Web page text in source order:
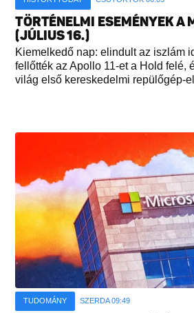
TÖRTÉNELMI ESEMÉNYEK A
(JÚLIUS 16.)
Kiemelkedő nap: elindult az iszlám
fellőtték az Apollo 11-et a Hold felé,
világ első kereskedelmi repülőgép-
TUDOMÁNY SZERDA 09:49